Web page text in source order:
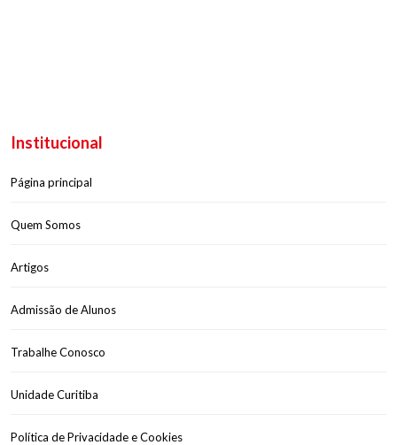
Institucional
Página principal
Quem Somos
Artigos
Admissão de Alunos
Trabalhe Conosco
Unidade Curitiba
Política de Privacidade e Cookies